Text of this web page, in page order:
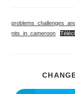
publication :
nits_in_cameroon